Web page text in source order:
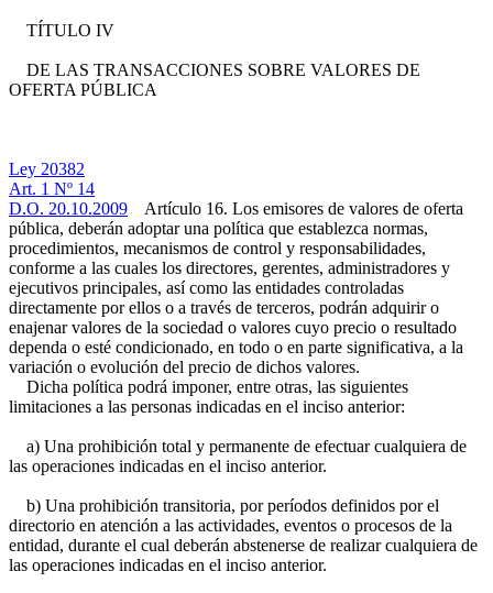
TÍTULO IV
DE LAS TRANSACCIONES SOBRE VALORES DE
OFERTA PÚBLICA
Ley 20382
Art. 1 Nº 14
D.O. 20.10.2009 Artículo 16. Los emisores de valores de oferta
pública, deberán adoptar una política que establezca normas,
procedimientos, mecanismos de control y responsabilidades,
conforme a las cuales los directores, gerentes, administradores y
ejecutivos principales, así como las entidades controladas
directamente por ellos o a través de terceros, podrán adquirir o
enajenar valores de la sociedad o valores cuyo precio o resultado
dependa o esté condicionado, en todo o en parte significativa, a la
variación o evolución del precio de dichos valores.
Dicha política podrá imponer, entre otras, las siguientes
limitaciones a las personas indicadas en el inciso anterior:
a) Una prohibición total y permanente de efectuar cualquiera de
las operaciones indicadas en el inciso anterior.
b) Una prohibición transitoria, por períodos definidos por el
directorio en atención a las actividades, eventos o procesos de la
entidad, durante el cual deberán abstenerse de realizar cualquiera de
las operaciones indicadas en el inciso anterior.